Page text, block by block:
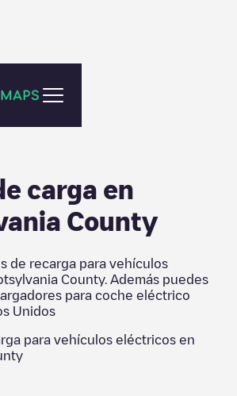
carga en
County
de recarga para vehículos
County. Además puedes
para coche eléctrico
Unidos
para vehículos eléctricos en